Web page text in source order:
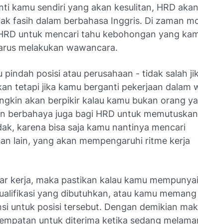
kamu sendiri yang akan kesulitan, HRD akan
fasih dalam berbahasa Inggris. Di zaman
untuk mencari tahu kebohongan yang
melakukan wawancara.
pindah posisi atau perusahaan - tidak salah
tetapi jika kamu berganti pekerjaan dalam
akan berpikir kalau kamu bukan orang
berbahaya juga bagi HRD untuk memutuskan
karena bisa saja kamu nantinya mencari
lain, yang akan mempengaruhi ritme kerja
kerja, maka pastikan kalau kamu mempunyai
yang dibutuhkan, atau kamu memang
untuk posisi tersebut. Dengan demikian
untuk diterima ketika sedang